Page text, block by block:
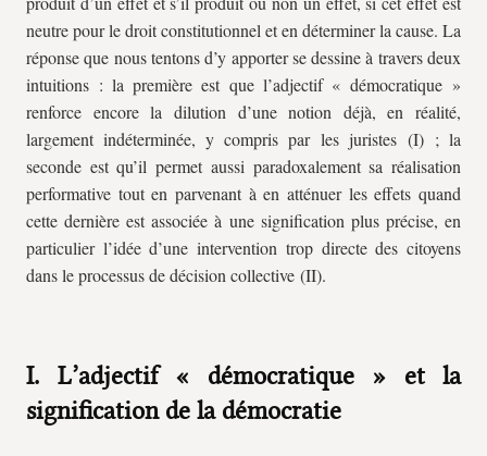
neutre pour le droit constitutionnel et en déterminer la cause. La
réponse que nous tentons d’y apporter se dessine à travers deux
intuitions : la première est que l’adjectif « démocratique »
renforce encore la dilution d’une notion déjà, en réalité,
largement indéterminée, y compris par les juristes (I) ; la
seconde est qu’il permet aussi paradoxalement sa réalisation
performative tout en parvenant à en atténuer les effets quand
cette dernière est associée à une signification plus précise, en
particulier l’idée d’une intervention trop directe des citoyens
dans le processus de décision collective (II).
I. L’adjectif « démocratique » et la
signification de la démocratie